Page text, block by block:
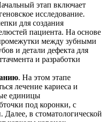
этап включает
исследование.
для создания
пациента. На основе
между зубными
и детали дефекта для
и разработки
. На этом этапе
лечение кариеса и
единицы
под коронки, с
в стоматологической